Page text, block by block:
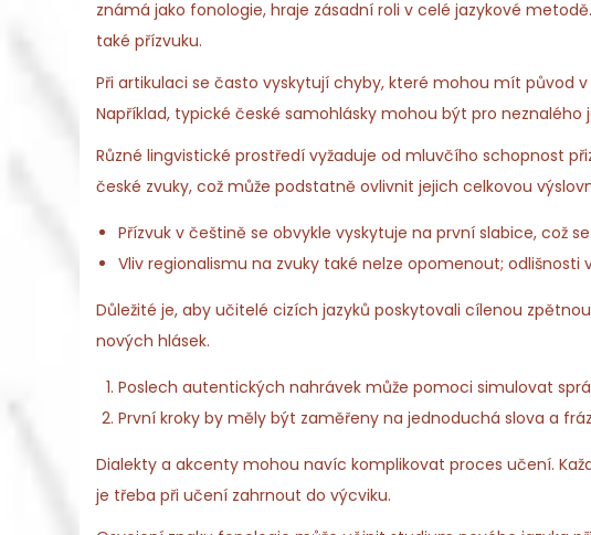
známá jako fonologie, hraje zásadní roli v celé jazykové
také přízvuku.
Při artikulaci se často vyskytují chyby, které mohou mít
Například, typické české samohlásky mohou být pro
Různé lingvistické prostředí vyžaduje od mluvčího schopnost
české zvuky, což může podstatně ovlivnit jejich celkovou
Přízvuk v češtině se obvykle vyskytuje na první slabice, což
Vliv regionalismu na zvuky také nelze opomenout;
Důležité je, aby učitelé cizích jazyků poskytovali cílenou
nových hlásek.
Poslech autentických nahrávek může pomoci simulovat
První kroky by měly být zaměřeny na jednoduchá slova a
Dialekty a akcenty mohou navíc komplikovat proces učení.
je třeba při učení zahrnout do výcviku.